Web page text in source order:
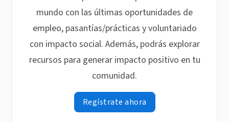
mundo con las últimas oportunidades de
empleo, pasantías/prácticas y voluntariado
con impacto social. Además, podrás explorar
recursos para generar impacto positivo en tu
comunidad.
Regístrate ahora